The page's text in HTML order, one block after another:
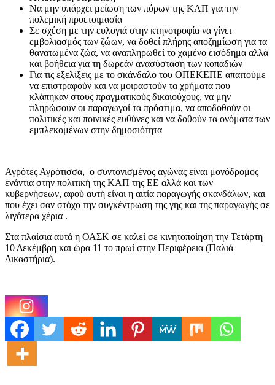
Να μην υπάρχει μείωση των πόρων της ΚΑΠ για την
πολεμική προετοιμασία
Σε σχέση με την ευλογιά στην κτηνοτροφία να γίνει
εμβολιασμός των ζώων, να δοθεί πλήρης αποζημίωση για τα
θανατωμένα ζώα, να αναπληρωθεί το χαμένο εισόδημα αλλά
και βοήθεια για τη δωρεάν ανασύσταση των κοπαδιών
Για τις εξελίξεις με το σκάνδαλο του ΟΠΕΚΕΠΕ απαιτούμε
να επιστραφούν και να μοιραστούν τα χρήματα που
κλάπηκαν στους πραγματικούς δικαιούχους, να μην
πληρώσουν οι παραγωγοί τα πρόστιμα, να αποδοθούν οι
πολιτικές και ποινικές ευθύνες και να δοθούν τα ονόματα των
εμπλεκομένων στην δημοσιότητα
Αγρότες Αγρότισσα, ο συντονισμένος αγώνας είναι μονόδρομος
ενάντια στην πολιτική της ΚΑΠ της ΕΕ αλλά και των
κυβερνήσεων, αφού αυτή είναι η αιτία παραγωγής σκανδάλων, και
που έχει σαν στόχο την συγκέντρωση της γης και της παραγωγής σε
λιγότερα χέρια .
Στα πλαίσια αυτά η ΟΑΣΚ σε καλεί σε κινητοποίηση την Τετάρτη
10 Δεκέμβρη και ώρα 11 το πρωί στην Περιφέρεια (Παλιά
Δικαστήρια).